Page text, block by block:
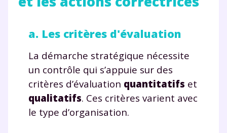
a. Les critères d'évaluation
La démarche stratégique nécessite
un contrôle qui s’appuie sur des
critères d’évaluation quantitatifs et
qualitatifs. Ces critères varient avec
le type d’organisation.